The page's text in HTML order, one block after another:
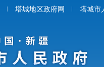
塔城地区政府网 塔城市